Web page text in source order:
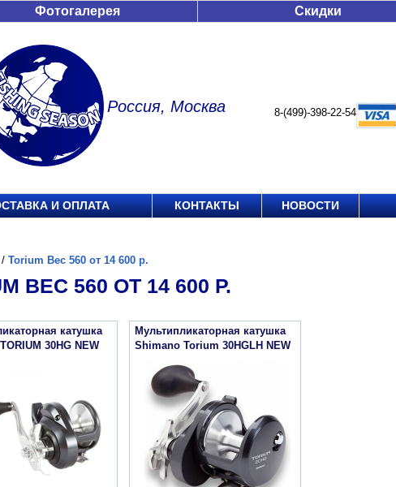
Фотогалерея Скидки
Россия, Москва 8-(499)-398-22-54
И ОПЛАТА КОНТАКТЫ НОВОСТИ
/ Torium Вес 560 от 14 600 р.
ВЕС 560 ОТ 14 600 Р.
катушка
30HG NEW
Мультипликаторная катушка
Shimano Torium 30HGLH NEW